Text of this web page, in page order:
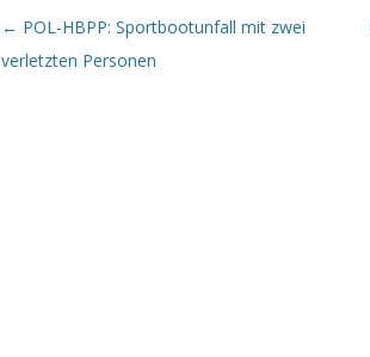
Beitrags-Navigation
← POL-HBPP: Sportbootunfall mit zwei
verletzten Personen